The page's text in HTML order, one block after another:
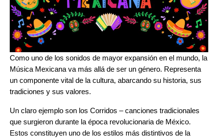
Como uno de los sonidos de mayor expansión en el mundo, la
Música Mexicana va más allá de ser un género. Representa
un componente vital de la cultura, abarcando su historia, sus
tradiciones y sus valores.
Un claro ejemplo son los Corridos – canciones tradicionales
que surgieron durante la época revolucionaria de México.
Estos constituyen uno de los estilos más distintivos de la